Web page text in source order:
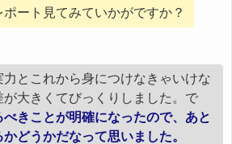
ポート見てみていかがですか？
力とこれから身につけなきゃいけな
が大きくてびっくりしました。で
べきことが明確になったので、あと
どうかだなって思いました。